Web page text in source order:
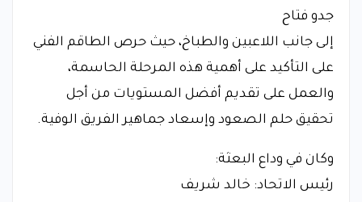
جدو فتاح
إلى جانب اللاعبين والطباخ، حيث حرص الطاقم الفني
على التأكيد على أهمية هذه المرحلة الحاسمة،
والعمل على تقديم أفضل المستويات من أجل
تحقيق حلم الصعود وإسعاد جماهير الفريق الوفية.
وكان في وداع البعثة:
رئيس الاتحاد: خالد شريف